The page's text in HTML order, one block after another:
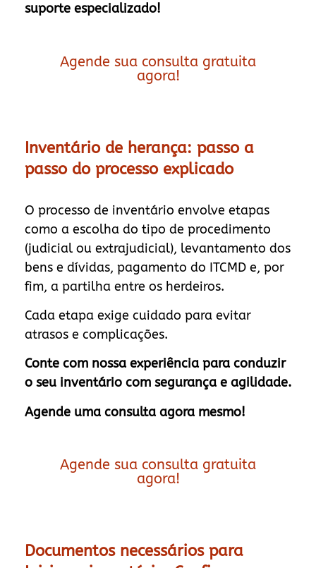
suporte especializado!
Agende sua consulta gratuita
agora!
Inventário de herança: passo a
passo do processo explicado
O processo de inventário envolve etapas
como a escolha do tipo de procedimento
(judicial ou extrajudicial), levantamento dos
bens e dívidas, pagamento do ITCMD e, por
fim, a partilha entre os herdeiros.
Cada etapa exige cuidado para evitar
atrasos e complicações.
Conte com nossa experiência para conduzir
o seu inventário com segurança e agilidade.
Agende uma consulta agora mesmo!
Agende sua consulta gratuita
agora!
Documentos necessários para